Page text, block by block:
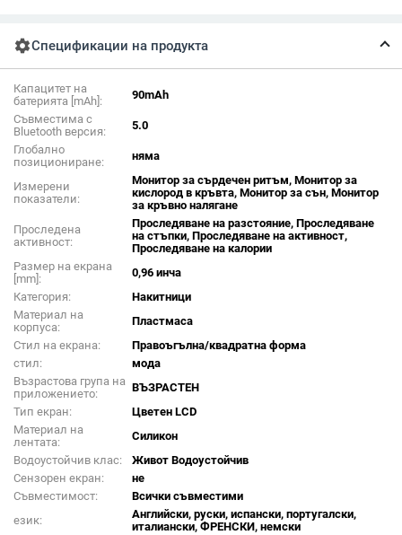
settingsСпецификации на продукта
Капацитет на
батерията [mAh]:
90mAh
Съвместима с
Bluetooth версия:
5.0
Глобално
позициониране:
няма
Измерени
показатели:
Монитор за сърдечен ритъм, Монитор за
кислород в кръвта, Монитор за сън, Монитор
за кръвно налягане
Проследена
активност:
Проследяване на разстояние, Проследяване
на стъпки, Проследяване на активност,
Проследяване на калории
Размер на екрана
[mm]:
0,96 инча
Категория:
Накитници
Материал на
корпуса:
Пластмаса
Стил на екрана:
Правоъгълна/квадратна форма
стил:
мода
Възрастова група на
приложението:
ВЪЗРАСТЕН
Тип екран:
Цветен LCD
Материал на
лентата:
Силикон
Водоустойчив клас:
Живот Водоустойчив
Сензорен екран:
не
Съвместимост:
Всички съвместими
език:
Английски, руски, испански, португалски,
италиански, ФРЕНСКИ, немски